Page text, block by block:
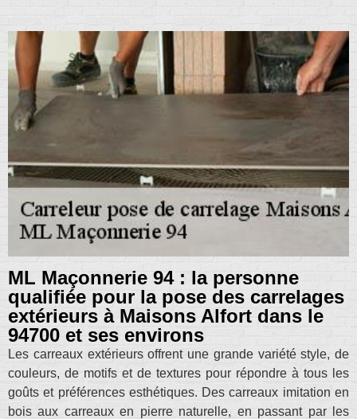
ML Maçonnerie 94 : la personne
qualifiée pour la pose des carrelages
extérieurs à Maisons Alfort dans le
94700 et ses environs
Les carreaux extérieurs offrent une grande variété style, de
couleurs, de motifs et de textures pour répondre à tous les
goûts et préférences esthétiques. Des carreaux imitation en
bois aux carreaux en pierre naturelle, en passant par les